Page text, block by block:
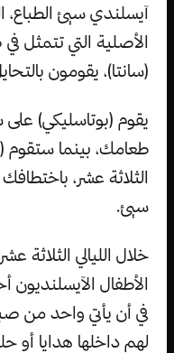
آيسلندي سيئ
الأصلية التي تتمثل
(سانتا)، يقومون
يقوم (بوتاسليكي) على
طعامك، بينما ستقوم
الثلاثة عشر،
سيئ.
خلال الليالي الثلاثة
الأطفال الآيسلنديون
في أن يأتي واحد من
لهم داخلها هدايا أو